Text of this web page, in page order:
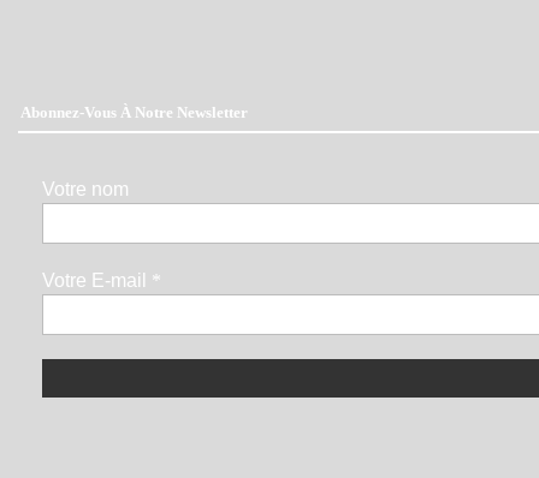
Abonnez-Vous À Notre Newsletter
Votre nom
Votre E-mail *